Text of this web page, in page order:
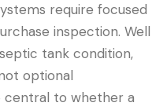
require focused
inspection. Well
tank condition,
optional
central to whether a